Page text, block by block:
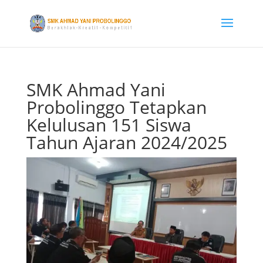
SMK Ahmad Yani
Probolinggo Tetapkan
Kelulusan 151 Siswa
Tahun Ajaran 2024/2025